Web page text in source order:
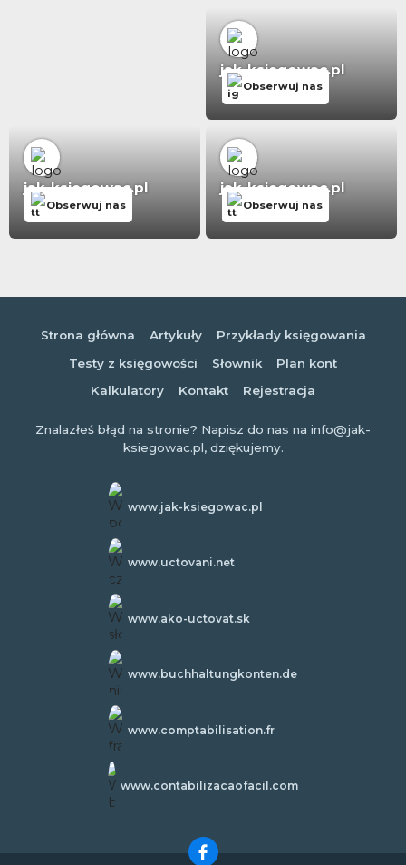
jak-ksiegowac.pl
Obserwuj nas
jak-ksiegowac.pl
Obserwuj nas
jak-ksiegowac.pl
Obserwuj nas
Strona główna Artykuły
Przykłady księgowania
Testy z księgowości
Słownik
Plan kont
Kalkulatory
Kontakt Rejestracja
Znalazłeś błąd na stronie? Napisz do nas na info@jak-
ksiegowac.pl, dziękujemy.
www.jak-ksiegowac.pl
www.uctovani.net
www.ako-uctovat.sk
www.buchhaltungkonten.de
www.comptabilisation.fr
www.contabilizacaofacil.com